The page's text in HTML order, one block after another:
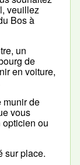
veuillez
Bos à
un
de
en voiture,
munir de
vous
ou
sur place.